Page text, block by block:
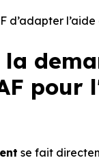
d’adapter
se fait